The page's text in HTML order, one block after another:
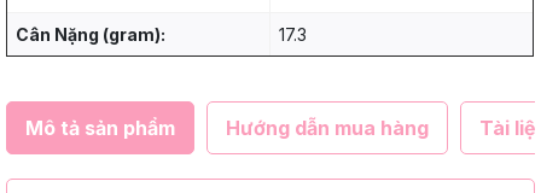
Cân Nặng (gram): 17.3
Mô tả sản phẩm Hướng dẫn mua hàng Tài